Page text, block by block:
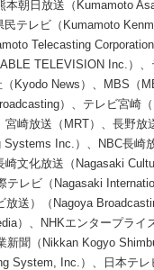
本朝日放送（Kumamoto
テレビ（Kumamoto
Telecasting
TELEVISION Inc.）、
（Kyodo News）、MBS（
）、テレビ宮崎
崎放送（MRT）、長野放
Systems Inc.）、NBC長崎
崎文化放送（Nagasaki
テレビ（Nagasaki
放送）（Nagoya
）、NHKエンタープライ
新聞（Nikkan Kogyo
System, Inc.）、日本テレ